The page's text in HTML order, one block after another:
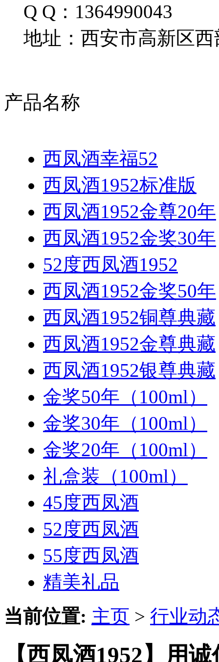
Q Q：1364990043
地址：西安市高新区西
产品名称
西凤酒幸福52
西凤酒1952标准版
西凤酒1952金尊20年
西凤酒1952金奖30年
52度西凤酒1952
西凤酒1952金奖50年
西凤酒1952铜尊典藏
西凤酒1952金尊典藏
西凤酒1952银尊典藏
金奖50年（100ml）
金奖30年（100ml）
金奖20年（100ml）
礼盒装（100ml）
45度西凤酒
52度西凤酒
55度西凤酒
精美礼品
当前位置: 主页 > 行业动
【西凤酒1952】用